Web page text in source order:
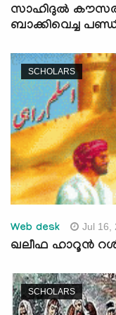
സാഹിദുൽ
ബാക്കിവെച്ച
SCHOLARS
Web desk Jul 16,
ഖലീഫ ഹാറൂന്‍
SCHOLARS